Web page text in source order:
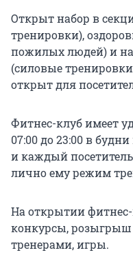
Открыт набор в
тренировки),
пожилых людей) и
(силовые
открыт для
Фитнес-клуб имеет
07:00 до 23:00 в
и каждый
лично ему режим
На открытии
конкурсы, розыгрыш
тренерами, игры.